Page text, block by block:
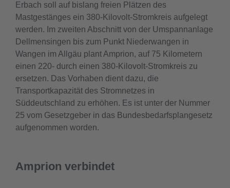
Erbach soll auf bislang freien Plätzen des
Mastgestänges ein 380-Kilovolt-Stromkreis aufgelegt
werden. Im zweiten Abschnitt von der Umspannanlage
Dellmensingen bis zum Punkt Niederwangen in
Wangen im Allgäu plant Amprion, auf 75 Kilometern
einen 220- durch einen 380-Kilovolt-Stromkreis zu
ersetzen. Das Vorhaben dient dazu, die
Transportkapazität des Stromnetzes in
Süddeutschland zu erhöhen. Es ist unter der Nummer
25 vom Gesetzgeber in das Bundesbedarfsplangesetz
aufgenommen worden.
Amprion verbindet